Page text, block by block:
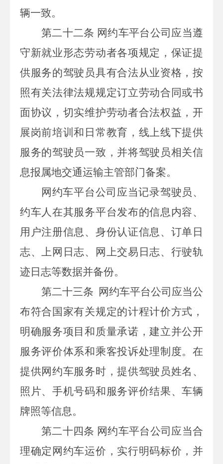
辆一致。
第二十二条 网约车平台公司应当遵
守新就业形态劳动者各项规定，保证提
供服务的驾驶员具有合法从业资格，按
照有关法律法规规定订立劳动合同或书
面协议，切实维护劳动者合法权益，开
展岗前培训和日常教育，线上线下提供
服务的驾驶员一致，并将驾驶员相关信
息报属地交通运输主管部门备案。
网约车平台公司应当记录驾驶员、
约车人在其服务平台发布的信息内容、
用户注册信息、身份认证信息、订单日
志、上网日志、网上交易日志、行驶轨
迹日志等数据并备份。
第二十三条 网约车平台公司应当公
布符合国家有关规定的计程计价方式，
明确服务项目和质量承诺，建立并公开
服务评价体系和乘客投诉处理制度。在
提供网约车服务时，提供驾驶员姓名、
照片、手机号码和服务评价结果、车辆
牌照等信息。
第二十四条 网约车平台公司应当合
理确定网约车运价，实行明码标价，并